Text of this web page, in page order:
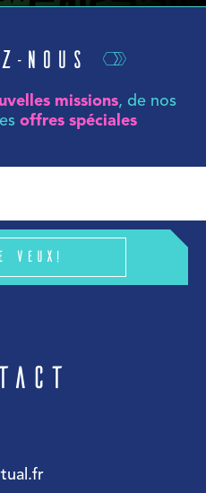
nous
missions, de nos
offres spéciales
veux!